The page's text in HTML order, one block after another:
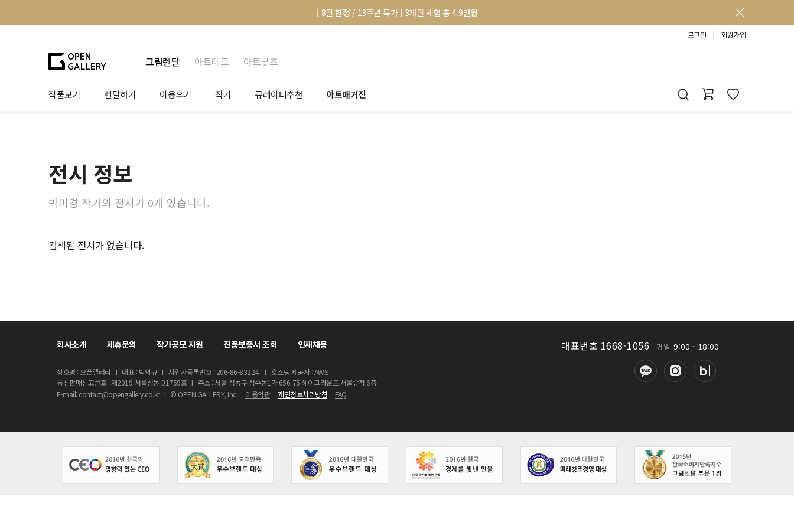
[ 8월 한정 / 13주년 특가 ] 3개월 체험 총 4.9만원
로그인 회원가입
그림렌탈 아트테크 아트굿즈
작품보기 렌탈하기
기프트카드
이용후기 작가 큐레이터추천 아트매거진
전시 정보
박미경 작가의 전시가 0개 있습니다.
검색된 전시가 없습니다.
회사소개 제휴문의 작가공모 지원 진품보증서 조회 인재채용 대표번호 1668-1056 평일 9:00 - 18:00
상호명 : 오픈갤러리 I 대표 : 박의규 I 사업자등록번호 : 206-86-83224 I 호스팅 제공자 : AWS
통신판매신고번호 : 제2019-서울성동-01759호 I 주소 : 서울 성동구 성수동1가 656-75 헤이그라운드 서울숲점 6층
E-mail: contact@opengallery.co.kr I © OPEN GALLERY, Inc. 이용약관 개인정보처리방침 FAQ